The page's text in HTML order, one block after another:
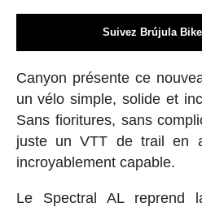
Suivez Brújula
Canyon présente ce
un vélo simple, solide et
Sans fioritures, sans
juste un VTT de trail en
incroyablement capable.
Le Spectral AL reprend